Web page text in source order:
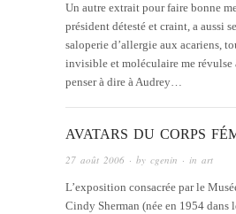
Un autre extrait pour faire bonne
président détesté et craint, a aussi
saloperie d’allergie aux acariens,
invisible et moléculaire me révulse
penser à dire à Audrey…
AVATARS DU CORPS
27 août 2006 · by cgenin · in art
L’exposition consacrée par le
Cindy Sherman (née en 1954 dans